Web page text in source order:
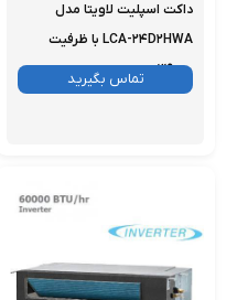
داکت اسپلیت لاویتا مدل
LCA-۲۴D۲HWA با ظرفیت
۲۴۰۰۰
موجود تماس بگیرید